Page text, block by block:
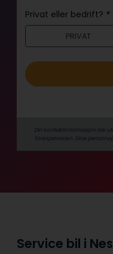
n
n
o
d
Privat eller bedrift? *
PRIVAT
Din kontaktinformasjon blir
forespørselen. Dine
Service bil i